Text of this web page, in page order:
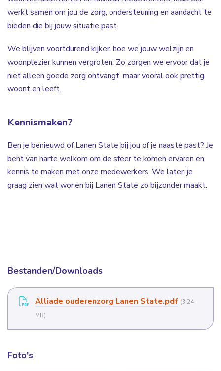
werkt samen om jou de zorg, ondersteuning en aandacht te
bieden die bij jouw situatie past.
We blijven voortdurend kijken hoe we jouw welzijn en
woonplezier kunnen vergroten. Zo zorgen we ervoor dat je
niet alleen goede zorg ontvangt, maar vooral ook prettig
woont en leeft.
Kennismaken?
Ben je benieuwd of Lanen State bij jou of je naaste past? Je
bent van harte welkom om de sfeer te komen ervaren en
kennis te maken met onze medewerkers. We laten je
graag zien wat wonen bij Lanen State zo bijzonder maakt.
Bestanden/Downloads
Alliade ouderenzorg Lanen State.pdf (3.24
MB)
Foto's